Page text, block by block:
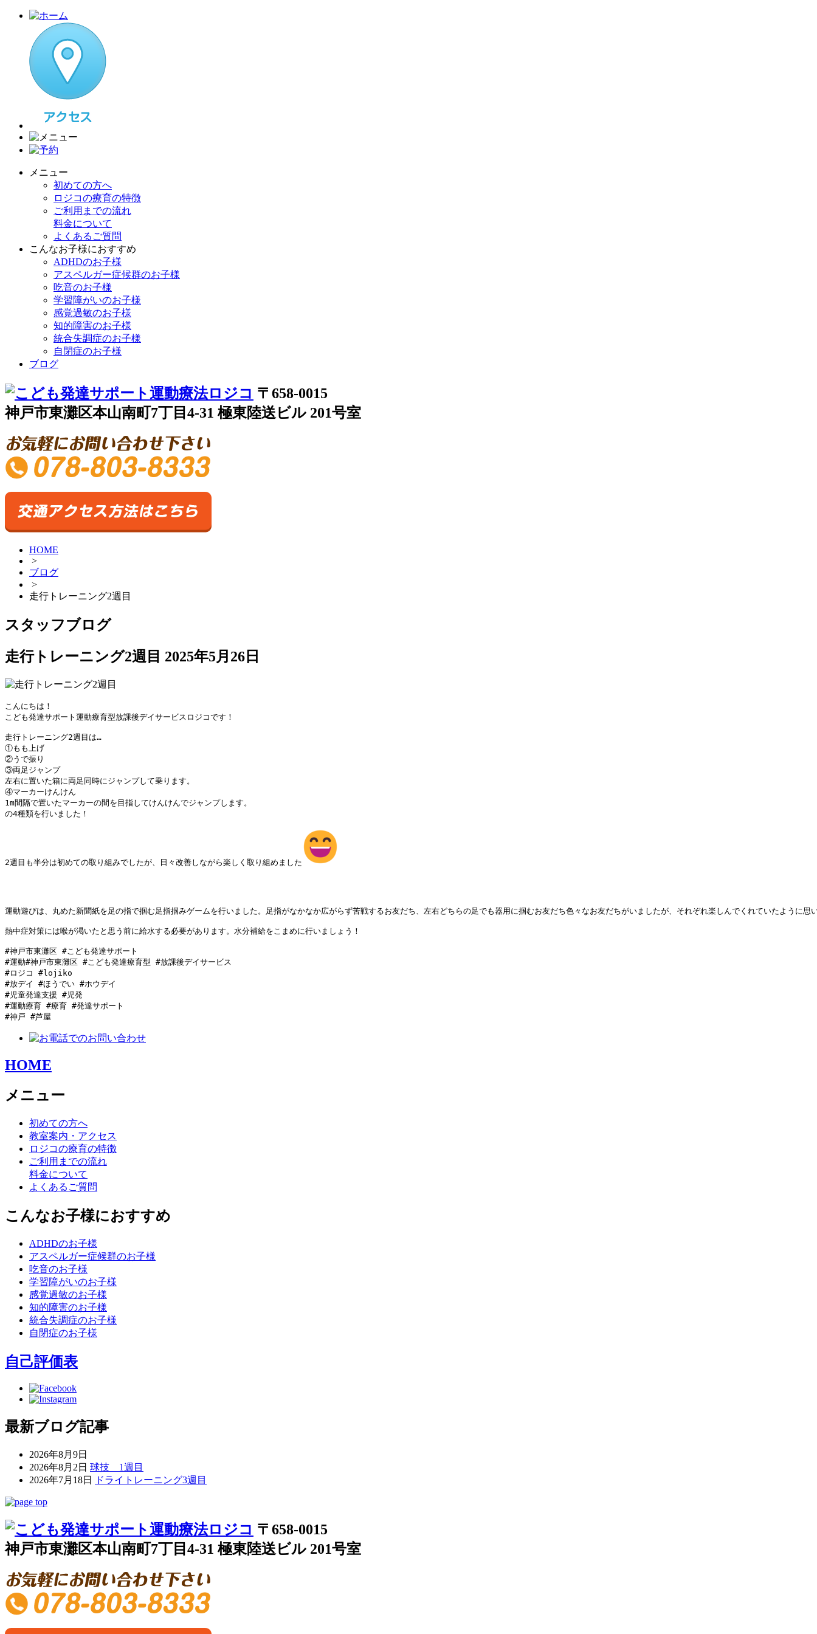
メニュー
初めての方へ
ロジコの療育の特徴
ご利用までの流れ
料金について
よくあるご質問
こんなお子様におすすめ
ADHDのお子様
アスペルガー症候群のお子様
吃音のお子様
学習障がいのお子様
感覚過敏のお子様
知的障害のお子様
統合失調症のお子様
自閉症のお子様
ブログ
〒658-0015
神戸市東灘区本山南町7丁目4-31 極東陸送ビル 201号室
HOME
>
ブログ
>
走行トレーニング2週目
スタッフブログ
走行トレーニング2週目 2025年5月26日
こんにちは！
こども発達サポート運動療育型放課後デイサービスロジコです！
走行トレーニング2週目は…
①もも上げ
②うで振り
③両足ジャンプ
左右に置いた箱に両足同時にジャンプして乗ります。
④マーカーけんけん
1m間隔で置いたマーカーの間を目指してけんけんでジャンプします。
の4種類を行いました！
2週目も半分は初めての取り組みでしたが、日々改善しながら楽しく取り組めました
運動遊びは、丸めた新聞紙を足の指で掴む足指掴みゲームを行いました。足指がなかなか広がらず苦戦するお友だち、左右どちらの足でも器用に掴むお友だち色々なお友だちがいましたが、それぞれ楽しんでくれていたように思
熱中症対策には喉が渇いたと思う前に給水する必要があります。水分補給をこまめに行いましょう！
#神戸市東灘区 #こども発達サポート
#運動#神戸市東灘区 #こども発達療育型 #放課後デイサービス
#ロジコ #lojiko
#放デイ #ほうでい #ホウデイ
#児童発達支援 #児発
#運動療育 #療育 #発達サポート
#神戸 #芦屋
HOME
メニュー
初めての方へ
教室案内・アクセス
ロジコの療育の特徴
ご利用までの流れ
料金について
よくあるご質問
こんなお子様におすすめ
ADHDのお子様
アスペルガー症候群のお子様
吃音のお子様
学習障がいのお子様
感覚過敏のお子様
知的障害のお子様
統合失調症のお子様
自閉症のお子様
自己評価表
最新ブログ記事
2026年8月9日
2026年8月2日 球技 1週目
2026年7月18日
ドライトレーニング3週目
〒658-0015
神戸市東灘区本山南町7丁目4-31 極東陸送ビル 201号室